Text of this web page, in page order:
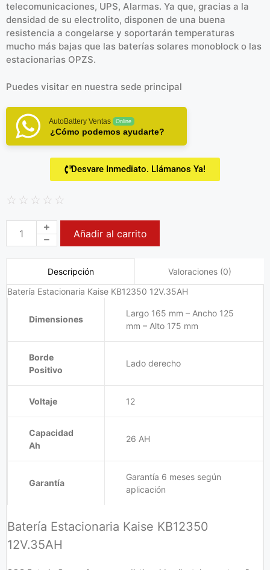
telecomunicaciones, UPS, Alarmas. Ya que, gracias a la
densidad de su electrolito, disponen de una buena
resistencia a congelarse y soportarán temperaturas
mucho más bajas que las baterías solares monoblock o las
estacionarias OPZS.
Puedes visitar en nuestra sede principal
AutoBattery Ventas Online
¿Cómo podemos ayudarte?
Desvare Inmediato. Llámanos Ya!
☆ ☆ ☆ ☆ ☆
Añadir al carrito
Descripción
Valoraciones (0)
Batería Estacionaria Kaise KB12350 12V.35AH
Dimensiones
Largo 165 mm – Ancho 125
mm – Alto 175 mm
Borde
Positivo
Lado derecho
Voltaje 12
Capacidad
Ah
26 AH
Garantía
Garantía 6 meses según
aplicación
Batería Estacionaria Kaise KB12350
12V.35AH